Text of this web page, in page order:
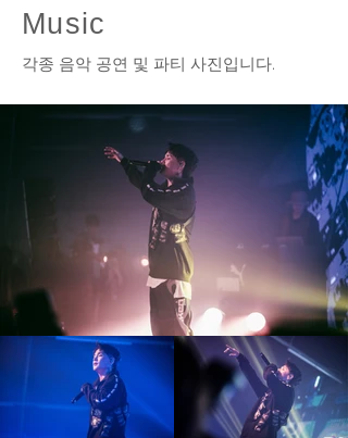
Music
​각종 음악 공연 및 파티 사진입니다.